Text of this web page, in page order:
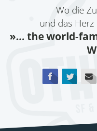
Wo die
und das Herz
»... the world-
Facebook